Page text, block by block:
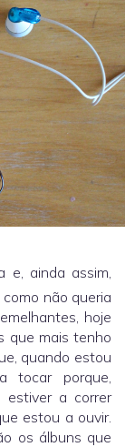
e, ainda assim,
não queria
hoje
que mais tenho
quando estou
tocar porque,
estiver a correr
estou a ouvir.
os álbuns que